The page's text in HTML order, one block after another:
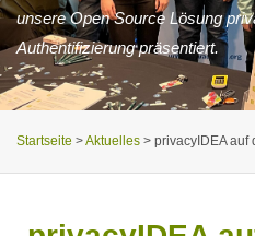
unsere Open Source Lösung
Authentifizierung präsentiert.
Startseite >Aktuelles > privacyIDEA auf